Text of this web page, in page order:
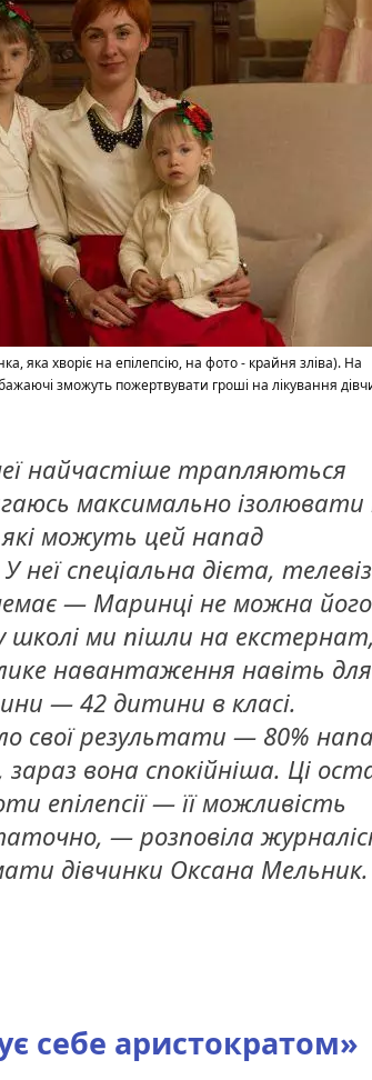
яка хворіє на епілепсію, на фото - крайня зліва). На
зможуть пожертвувати гроші на лікування
найчастіше трапляються
максимально ізолювати
які можуть цей напад
неї спеціальна дієта,
— Маринці не можна його
школі ми пішли на
навантаження навіть для
— 42 дитини в класі.
свої результати — 80%
вона спокійніша. Ці
епілепсії — її можливість
— розповіла
дівчинки Оксана Мельник.
себе аристократом»